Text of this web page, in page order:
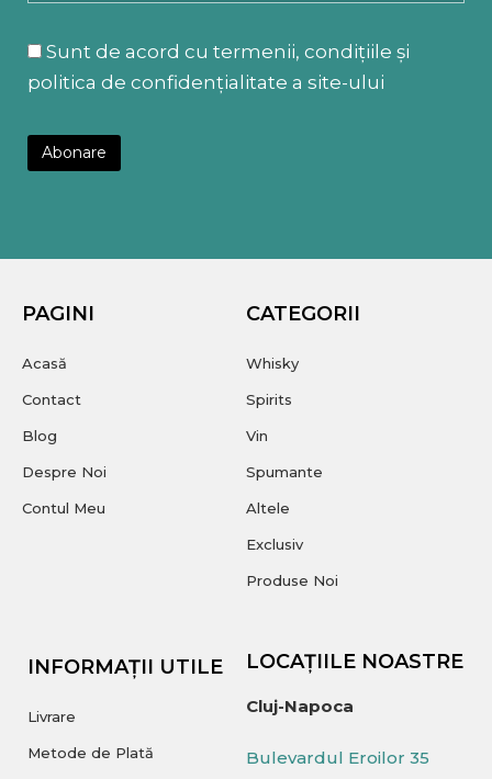
Sunt de acord cu termenii, condițiile și
politica de confidențialitate a site-ului
PAGINI
Acasă
Contact
Blog
Despre Noi
Contul Meu
CATEGORII
Whisky
Spirits
Vin
Spumante
Altele
Exclusiv
Produse Noi
INFORMAȚII UTILE
Livrare
Metode de Plată
LOCAȚIILE NOASTRE
Cluj-Napoca
Bulevardul Eroilor 35